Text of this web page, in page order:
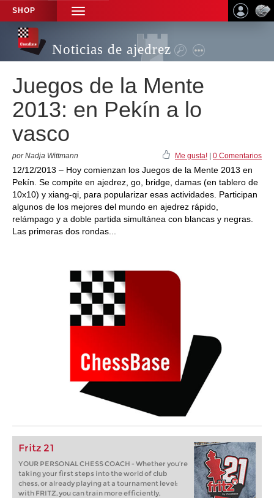
SHOP
TOGGLE
NAVIGATION
Noticias de ajedrez
Juegos de la Mente
2013: en Pekín a lo
vasco
por Nadja Wittmann Me gusta! 0 Comentarios
12/12/2013 – Hoy comienzan los Juegos de la Mente 2013 en
Pekín. Se compite en ajedrez, go, bridge, damas (en tablero de
10x10) y xiang-qi, para popularizar esas actividades. Participan
algunos de los mejores del mundo en ajedrez rápido,
relámpago y a doble partida simultánea con blancas y negras.
Las primeras dos rondas...
Fritz 21
YOUR PERSONAL CHESS COACH - Whether you’re
taking your first steps into the world of club
chess, or already playing at a tournament level:
with FRITZ, you can train more efficiently,